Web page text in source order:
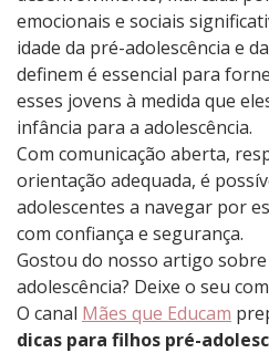
emocionais e sociais
idade da pré-adolescência e
definem é essencial para
esses jovens à medida que
infância para a adolescência.
Com comunicação aberta,
orientação adequada, é
adolescentes a navegar por
com confiança e segurança.
Gostou do nosso artigo
adolescência? Deixe o seu
O canal Mães que Educam
dicas para filhos pré-